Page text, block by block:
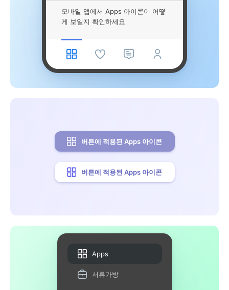
모바일 앱에서 Apps 아이콘이 어떻
게 보일지 확인하세요
버튼에 적용된 Apps 아이콘
버튼에 적용된 Apps 아이콘
Apps
서류가방